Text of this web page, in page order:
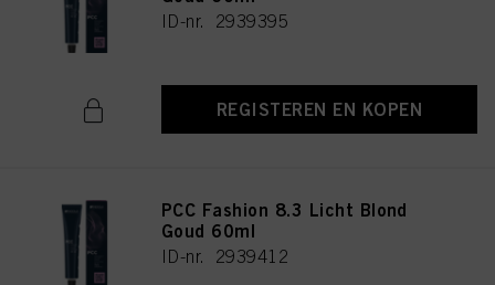
ID-nr. 2939395
REGISTEREN EN KOPEN
PCC Fashion 8.3 Licht Blond
Goud 60ml
ID-nr. 2939412